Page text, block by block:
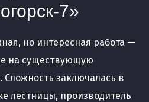
7»
но интересная работа —
на существующую
Сложность заключалась в
лестницы, производитель